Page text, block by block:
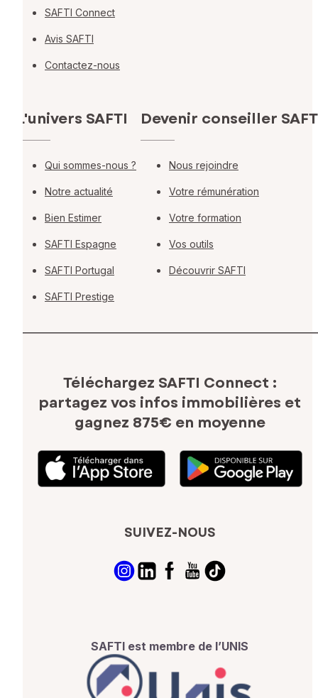
SAFTI Connect
Avis SAFTI
Contactez-nous
L'univers SAFTI
Qui sommes-nous ?
Notre actualité
Bien Estimer
SAFTI Espagne
SAFTI Portugal
SAFTI Prestige
Devenir conseiller
Nous rejoindre
Votre rémunération
Votre formation
Vos outils
Découvrir SAFTI
Téléchargez SAFTI Connect :
partagez vos infos immobilières et
gagnez 875€ en moyenne
SUIVEZ-NOUS
SAFTI est membre de l’UNIS